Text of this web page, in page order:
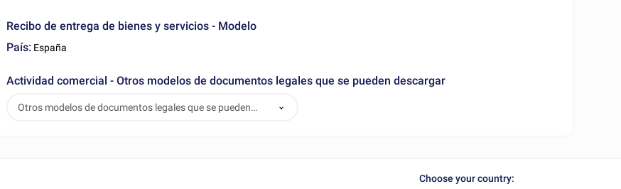
Recibo de entrega de bienes y servicios - Modelo
País: España
Actividad comercial - Otros modelos de documentos legales que se pueden descargar
Otros modelos de documentos legales que se pueden
Choose your country: